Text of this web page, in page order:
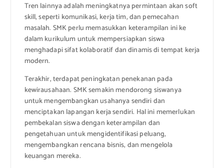
Tren lainnya adalah meningkatnya permintaan akan soft
skill, seperti komunikasi, kerja tim, dan pemecahan
masalah. SMK perlu memasukkan keterampilan ini ke
dalam kurikulum untuk mempersiapkan siswa
menghadapi sifat kolaboratif dan dinamis di tempat kerja
modern.
Terakhir, terdapat peningkatan penekanan pada
kewirausahaan. SMK semakin mendorong siswanya
untuk mengembangkan usahanya sendiri dan
menciptakan lapangan kerja sendiri. Hal ini memerlukan
pembekalan siswa dengan keterampilan dan
pengetahuan untuk mengidentifikasi peluang,
mengembangkan rencana bisnis, dan mengelola
keuangan mereka.